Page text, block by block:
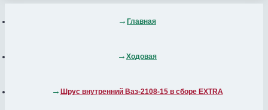
Главная
Ходовая
Шрус внутренний Ваз-2108-15 в сборе EXTRA